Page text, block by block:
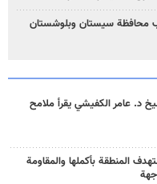
محافظة سيستان وبلوشستان
د. عامر الكفيشي يقرأ ملامح
المنطقة بأكملها والمقاومة